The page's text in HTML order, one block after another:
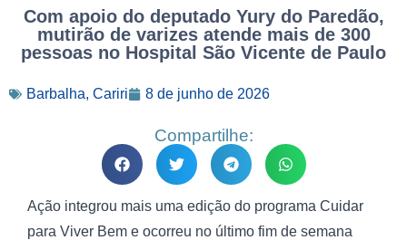
Com apoio do deputado Yury do Paredão,
mutirão de varizes atende mais de 300
pessoas no Hospital São Vicente de Paulo
Barbalha, Cariri 8 de junho de 2026
Compartilhe:
Ação integrou mais uma edição do programa Cuidar
para Viver Bem e ocorreu no último fim de semana